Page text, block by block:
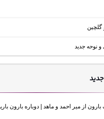
و نوحه جدید
بارون از میر احمد و ماهد | دوباره بارون